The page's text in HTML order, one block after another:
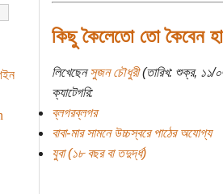
কিছু কৈলেতো তো কৈবেন
লিখেছেনসুজন চৌধুরী(তারিখ: শুক্র, ১১/
ক্যাটেগরি:
ব্লগরব্লগর
বাবা-মার সামনে উচ্চস্বরে পাঠের অযোগ্য
যুবা (১৮ বছর বা তদুর্দ্ধ)